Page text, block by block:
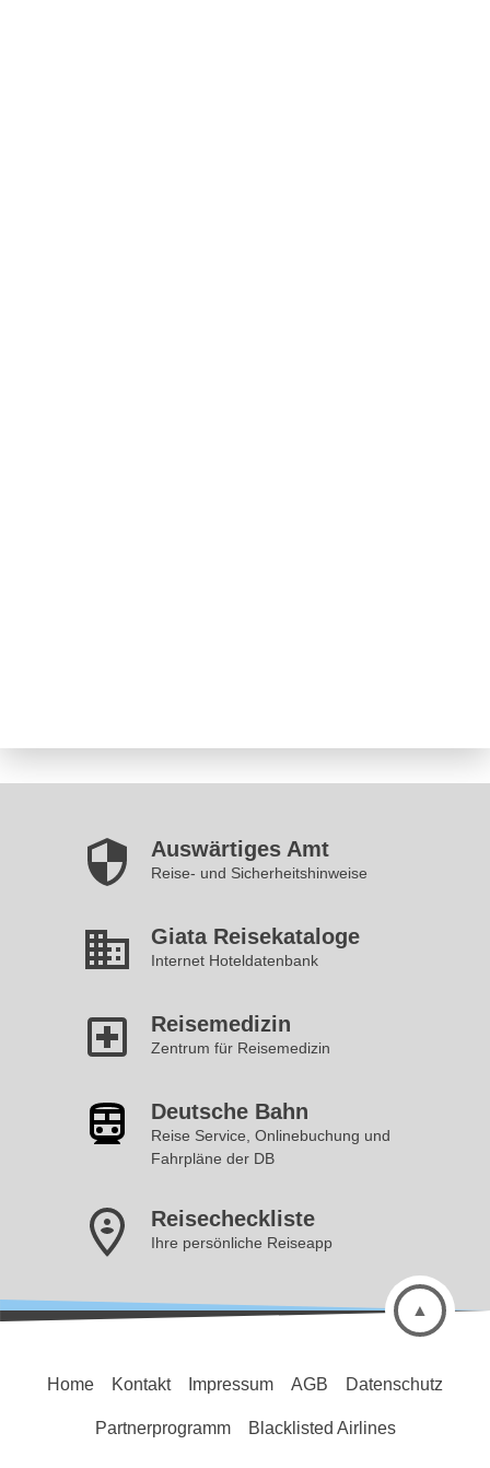
Auswärtiges Amt
Reise- und Sicherheitshinweise
Giata Reisekataloge
Internet Hoteldatenbank
Reisemedizin
Zentrum für Reisemedizin
Deutsche Bahn
Reise Service, Onlinebuchung und
Fahrpläne der DB
Reisecheckliste
Ihre persönliche Reiseapp
Home Kontakt Impressum AGB Datenschutz
Partnerprogramm Blacklisted Airlines